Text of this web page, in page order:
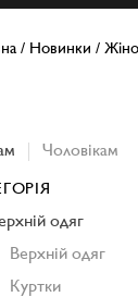
/ Новинки /
Чоловікам
одяг
Верхній одяг
Куртки